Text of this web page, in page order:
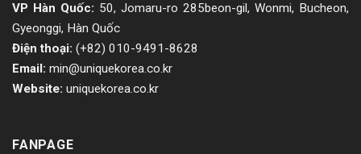
VP Hàn Quốc: 50, Jomaru-ro 285beon-gil, Wonmi, Bucheon,
Gyeonggi, Hàn Quốc
Điện thoại: (+82) 010-9491-8628
Email: min@uniquekorea.co.kr
Website: uniquekorea.co.kr
FANPAGE